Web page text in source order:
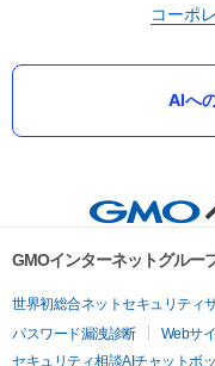
コーポ
AIへ
GMOインターネットグルー
世界初総合ネットセキュリティ
パスワード漏洩診断
Webサ
セキュリティ相談AIチャットボ